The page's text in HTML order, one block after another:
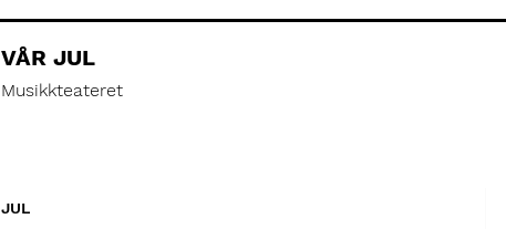
VÅR JUL
Musikkteateret
JUL